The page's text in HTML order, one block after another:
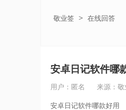
敬业签 > 在线回答
安卓日记软件哪
用户：匿名 来源：敬
安卓日记软件哪款好用